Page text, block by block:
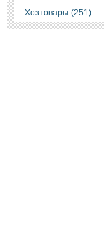
Хозтовары (251)